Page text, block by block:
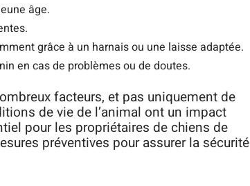
âge.
grâce à un harnais ou une laisse adaptée.
en cas de problèmes ou de doutes.
facteurs, et pas uniquement de
de vie de l’animal ont un impact
pour les propriétaires de chiens de
préventives pour assurer la sécurité